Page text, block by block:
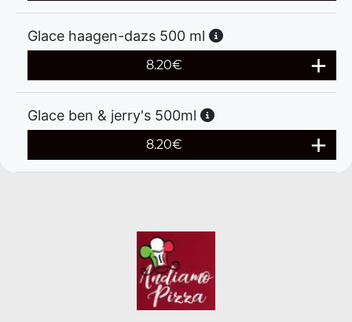
Glace haagen-dazs 500 ml
8.20€
Glace ben & jerry's 500ml
8.20€